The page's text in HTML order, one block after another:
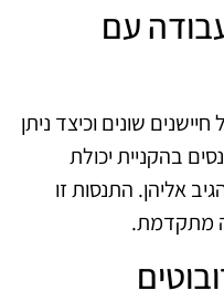
עם
שונים וכיצד ניתן
בהקניית יכולת
אליהן. התנסות זו
מתקדמת.